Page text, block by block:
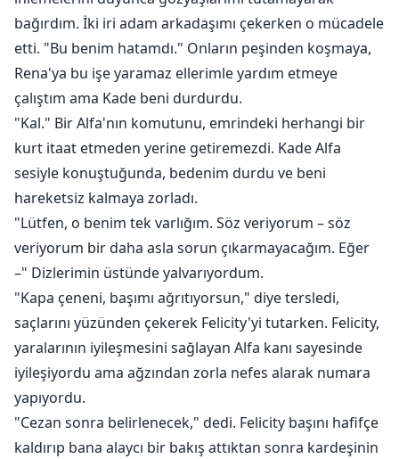
bağırdım. İki iri adam arkadaşımı çekerken o mücadele
etti. "Bu benim hatamdı." Onların peşinden koşmaya,
Rena'ya bu işe yaramaz ellerimle yardım etmeye
çalıştım ama Kade beni durdurdu.
"Kal." Bir Alfa'nın komutunu, emrindeki herhangi bir
kurt itaat etmeden yerine getiremezdi. Kade Alfa
sesiyle konuştuğunda, bedenim durdu ve beni
hareketsiz kalmaya zorladı.
"Lütfen, o benim tek varlığım. Söz veriyorum – söz
veriyorum bir daha asla sorun çıkarmayacağım. Eğer
–" Dizlerimin üstünde yalvarıyordum.
"Kapa çeneni, başımı ağrıtıyorsun," diye tersledi,
saçlarını yüzünden çekerek Felicity'yi tutarken. Felicity,
yaralarının iyileşmesini sağlayan Alfa kanı sayesinde
iyileşiyordu ama ağzından zorla nefes alarak numara
yapıyordu.
"Cezan sonra belirlenecek," dedi. Felicity başını hafifçe
kaldırıp bana alaycı bir bakış attıktan sonra kardeşinin